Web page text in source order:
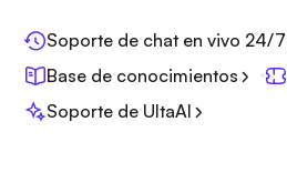
Soporte de chat en vivo 24/7
Base de conocimientos
Soporte de UltaAI